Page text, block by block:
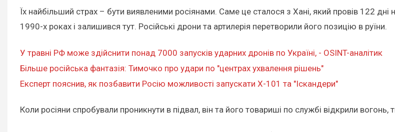
Їх найбільший страх – бути виявленими росіянами. Саме це сталося з Хані, який провів 122 дні
1990-х роках і залишився тут. Російські дрони та артилерія перетворили його позицію в руїни.
У травні РФ може здійснити понад 7000 запусків ударних дронів по Україні, - OSINT-аналітик
Більше російська фантазія: Тимочко про удари по "центрах ухвалення рішень"
Експерт пояснив, як позбавити Росію можливості запускати Х-101 та "Іскандери"
Коли росіяни спробували проникнути в підвал, він та його товариші по службі відкрили